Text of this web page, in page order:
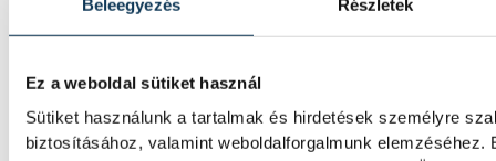
Beleegyezés Részletek
Ez a weboldal sütiket használ
Sütiket használunk a tartalmak és hirdetések személyre
biztosításához, valamint weboldalforgalmunk
A Ferencváros egygólos
A Ferencvárosi TC labdarúgócsapata 2-1-
Real Madridtól barátságos mérkőzésen a